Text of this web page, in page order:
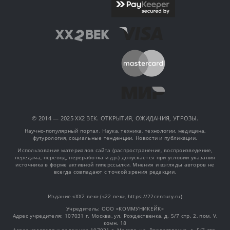
© 2014 — 2025 XX2 ВЕК. ОТКРЫТИЯ, ОЖИДАНИЯ, УГРОЗЫ.
Научно-популярный портал. Наука, техника, технологии, медицина,
футурология, социальные тенденции. Новости и публикации.
Использование материалов сайта (распространение, воспроизведение,
передача, перевод, переработка и др.) допускается при условии указания
источника в форме активной гиперссылки. Мнения и взгляды авторов не
всегда совпадают с точкой зрения редакции.
Издание «XX2 век» («22 век», https://22century.ru)
Учредитель: OOO «КОММУНИКЕЙК»
Адрес учредителя: 107031 г. Москва, ул. Рождественка, д. 5/7 стр. 2, пом. V,
комн. 18